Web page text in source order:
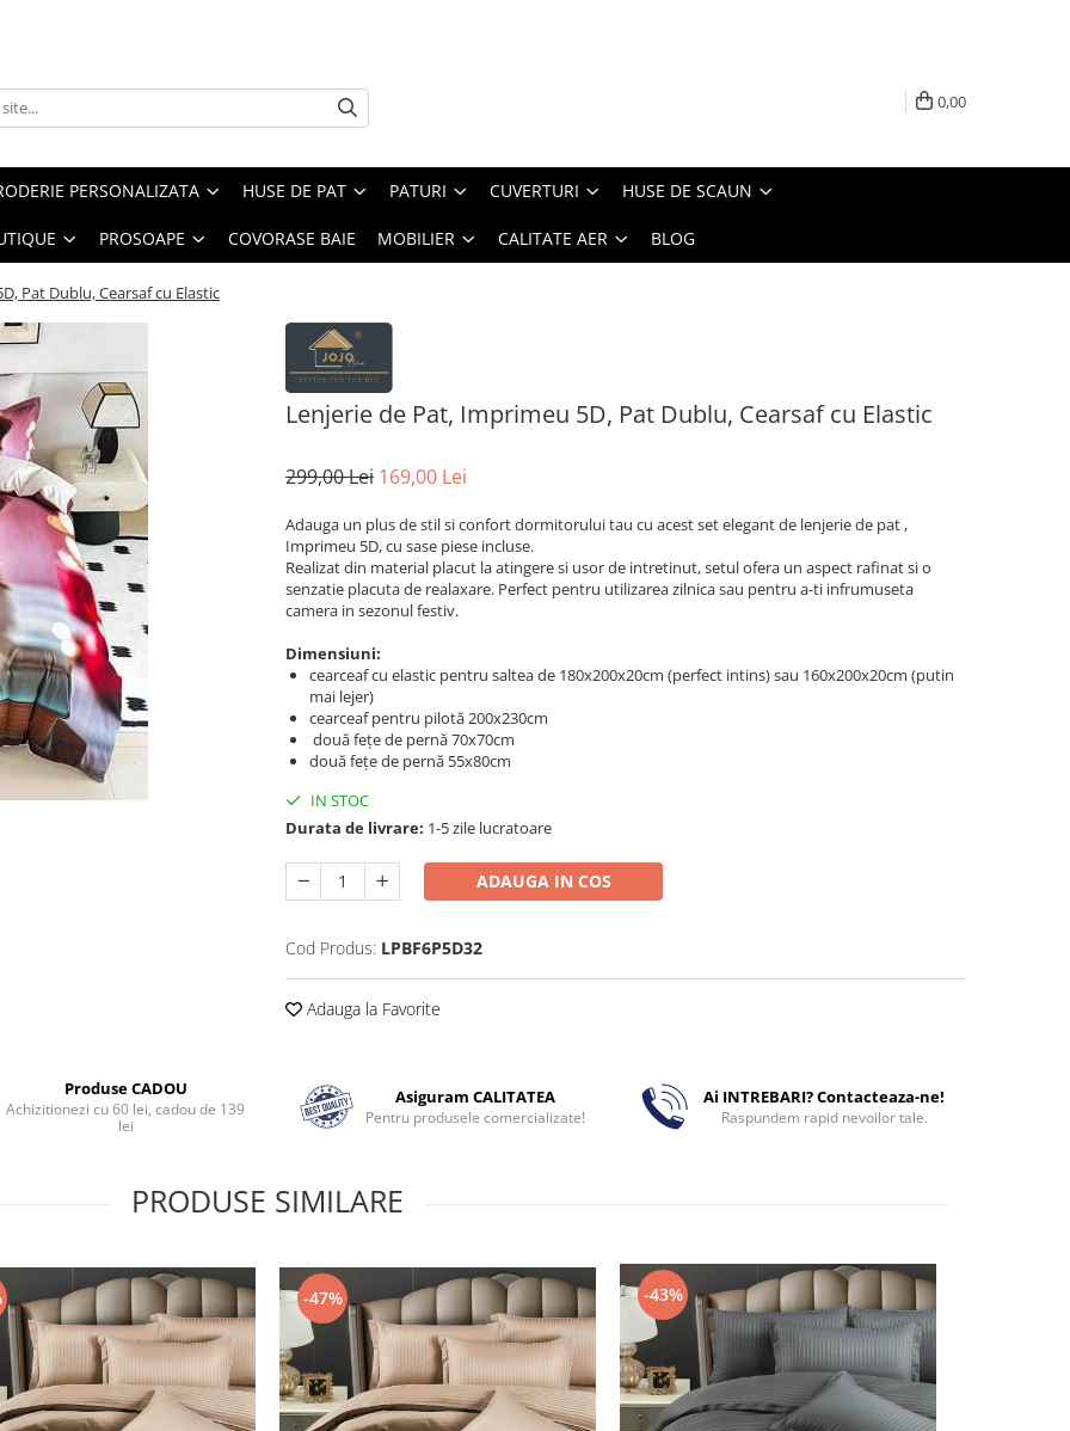
0,00
PERSONALIZATA HUSE DE PAT PATURI CUVERTURI HUSE DE SCAUN
PROSOAPE COVORASE BAIE MOBILIER CALITATE AER BLOG
Pat Dublu, Cearsaf cu Elastic
Lenjerie de Pat, Imprimeu 5D, Pat Dublu, Cearsaf cu Elastic
299,00 Lei 169,00 Lei
Adauga un plus de stil si confort dormitorului tau cu acest set elegant de lenjerie de pat ,
Imprimeu 5D, cu sase piese incluse.
Realizat din material placut la atingere si usor de intretinut, setul ofera un aspect rafinat si o
senzatie placuta de realaxare. Perfect pentru utilizarea zilnica sau pentru a-ti infrumuseta
camera in sezonul festiv.
Dimensiuni:
cearceaf cu elastic pentru saltea de 180x200x20cm (perfect intins) sau 160x200x20cm (putin
mai lejer)
cearceaf pentru pilotă 200x230cm
două fețe de pernă 70x70cm
două fețe de pernă 55x80cm
IN STOC
Durata de livrare: 1-5 zile lucratoare
ADAUGA IN COS
Cod Produs: LPBF6P5D32
Adauga la Favorite
Produse CADOU
Achizitionezi cu 60 lei, cadou de 139
lei
Asiguram CALITATEA
Pentru produsele comercializate!
Ai INTREBARI? Contacteaza-ne!
Raspundem rapid nevoilor tale.
PRODUSE SIMILARE
-47% -43%